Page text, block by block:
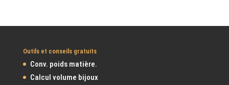
Outils et conseils gratuits
Conv. poids matière.
Calcul volume bijoux